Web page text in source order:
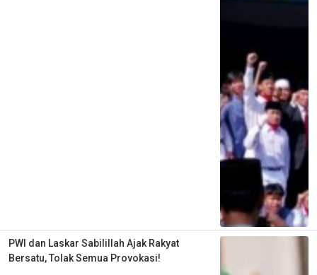
PWI dan Laskar Sabilillah Ajak Rakyat
Bersatu, Tolak Semua Provokasi!